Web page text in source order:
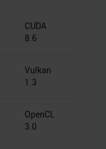
CUDA
8.6
Vulkan
1.3
OpenCL
3.0